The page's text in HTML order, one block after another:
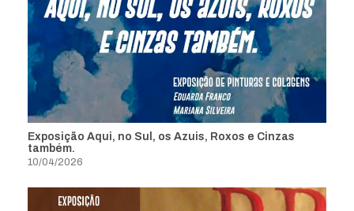
Exposição Aqui, no Sul, os Azuis, Roxos e Cinzas
também.
10/04/2026